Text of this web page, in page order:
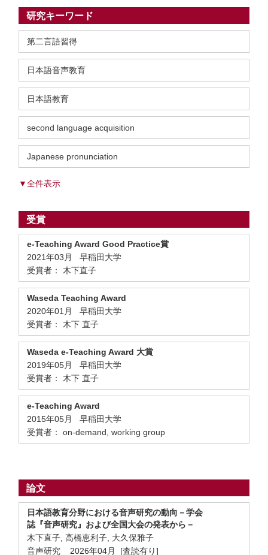
研究キーワード
第二言語習得
日本語音声教育
日本語教育
second language acquisition
Japanese pronunciation
▼全件表示
受賞
e-Teaching Award Good Practice賞
2021年03月 早稲田大学
受賞者： 木下直子
Waseda Teaching Award
2020年01月 早稲田大学
受賞者： 木下 直子
Waseda e-Teaching Award 大賞
2019年05月 早稲田大学
受賞者： 木下 直子
e-Teaching Award
2015年05月 早稲田大学
受賞者： on-demand, working group
論文
日本語教育分野における音声研究の動向－学会
誌『音声研究』および全国大会の発表から－
木下直子, 高橋恵利子, 大久保雅子
音声研究 2026年04月 [査読有り]